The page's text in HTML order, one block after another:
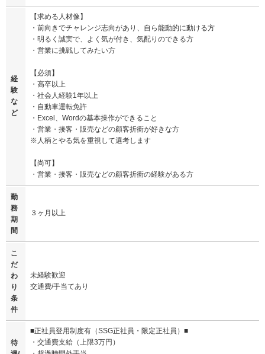
経
験
な
ど
【求める人材像】
・前向きでチャレンジ志向があり、自ら能動的に動ける方
・明るく誠実で、よく気が付き、気配りのできる方
・営業に挑戦してみたい方
【必須】
・高卒以上
・社会人経験1年以上
・自動車運転免許
・Excel、Wordの基本操作ができること
・営業・接客・販売などの顧客折衝が好きな方
※人柄とやる気を重視して選考します
【尚可】
・営業・接客・販売などの顧客折衝の経験がある方
勤
務
期
間
３ヶ月以上
こ
だ
わ
り
条
件
未経験歓迎
交通費/手当てあり
待
■正社員登用制度有（SSG正社員・限定正社員）■
・交通費支給（上限3万円）